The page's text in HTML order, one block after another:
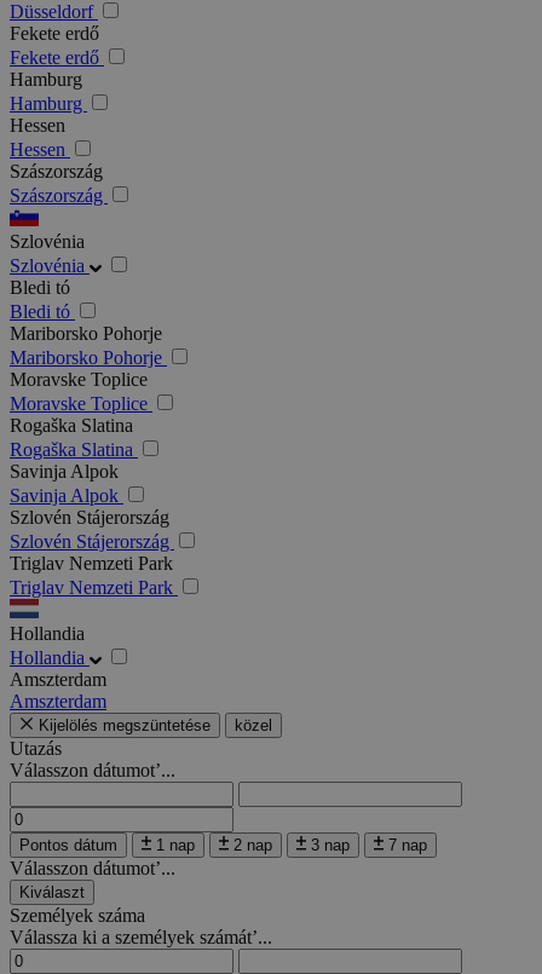
Düsseldorf
Fekete erdő
Fekete erdő
Hamburg
Hamburg
Hessen
Hessen
Szászország
Szászország
Szlovénia
Szlovénia
Bledi tó
Bledi tó
Mariborsko Pohorje
Mariborsko Pohorje
Moravske Toplice
Moravske Toplice
Rogaška Slatina
Rogaška Slatina
Savinja Alpok
Savinja Alpok
Szlovén Stájerország
Szlovén Stájerország
Triglav Nemzeti Park
Triglav Nemzeti Park
Hollandia
Hollandia
Amszterdam
Amszterdam
Kijelölés megszüntetése közel
Utazás
Válasszon dátumot’...
Pontos dátum 1 nap 2 nap 3 nap 7 nap
Válasszon dátumot’...
Kiválaszt
Személyek száma
Válassza ki a személyek számát’...